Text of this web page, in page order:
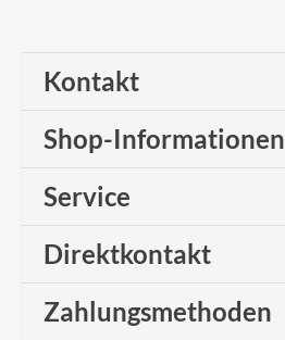
Kontakt
Shop-Informationen
Service
Direktkontakt
Zahlungsmethoden